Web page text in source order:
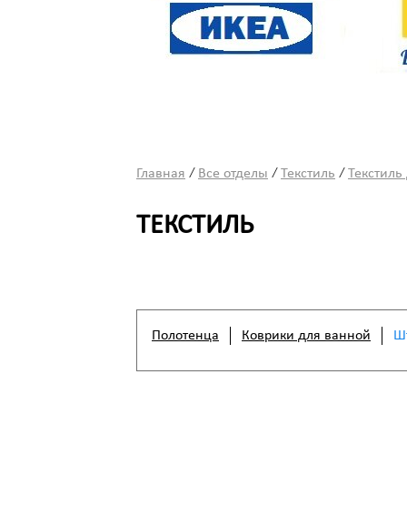
Главная / Все отделы / Текстиль /
ТЕКСТИЛЬ
Полотенца Коврики для ванной